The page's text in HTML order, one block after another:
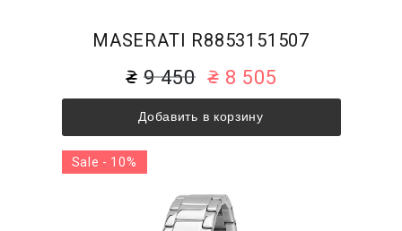
MASERATI R8853151507
9 450 8 505
Добавить в корзину
Sale - 10%